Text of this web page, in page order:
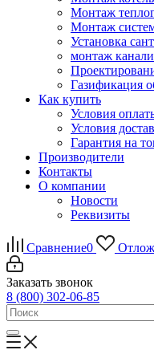
Монтаж
Монтаж
Установка
монтаж
Газификация
Как купить
Условия
Условия
Гарантия на
Производители
Контакты
О компании
Новости
Реквизиты
Сравнение0
Заказать звонок
8 (800) 302-06-85